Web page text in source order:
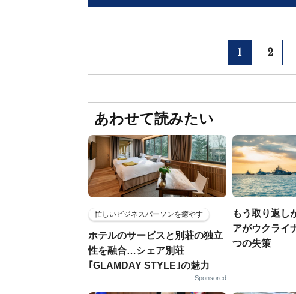
1 2
あわせて読みたい
忙しいビジネスパーソンを癒やす
ホテルのサービスと別荘の独立
性を融合…シェア別荘
｢GLAMDAY STYLE｣の魅力
Sponsored
もう取り返し
アがウクライ
つの失策